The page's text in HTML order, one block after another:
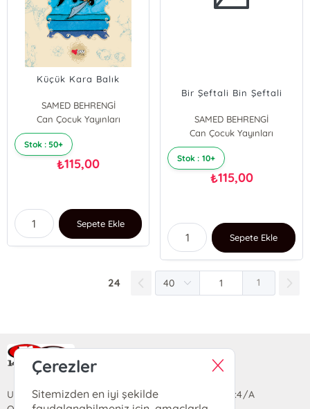
Küçük Kara Balık
SAMED BEHRENGİ
Can Çocuk Yayınları
Stok : 50+
₺115,00
Sepete Ekle
Bir Şeftali Bin Şeftali
SAMED BEHRENGİ
Can Çocuk Yayınları
Stok : 10+
₺115,00
Sepete Ekle
24 1
Ra Yayın Kitabevi
Uzun Sokak Saray Çarşısı Lara Sineması Girişi No:4/A
Çerezler
Sitemizden en iyi şekilde